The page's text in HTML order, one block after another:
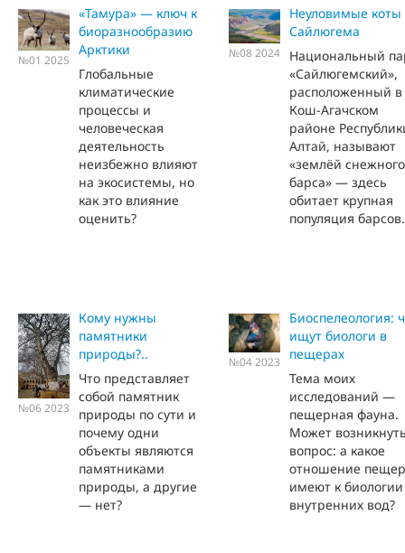
№01 2025
«Тамура» — ключ к
биоразнообразию
Арктики
Глобальные
климатические
процессы и
человеческая
деятельность
неизбежно влияют
на экосистемы, но
как это влияние
оценить?
№08 2024
Неуловимые коты
Сайлюгема
Национальный
«Сайлюгемский»,
расположенный в
Кош-Агачском
районе
Алтай, называют
«землёй снежного
барса» — здесь
обитает крупная
популяция барсов.
№06 2023
Кому нужны
памятники
природы?..
Что представляет
собой памятник
природы по сути и
почему одни
объекты являются
памятниками
природы, а другие
— нет?
№04 2023
Биоспелеология:
ищут биологи в
пещерах
Тема моих
исследований —
пещерная фауна.
Может
вопрос: а какое
отношение
имеют к биологии
внутренних вод?